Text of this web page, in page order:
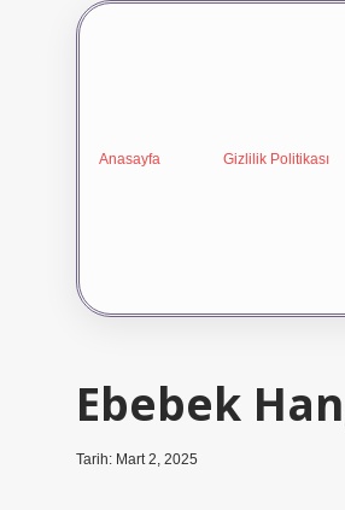
Anasayfa Gizlilik Politikası
Ebebek
Tarih: Mart 2, 2025